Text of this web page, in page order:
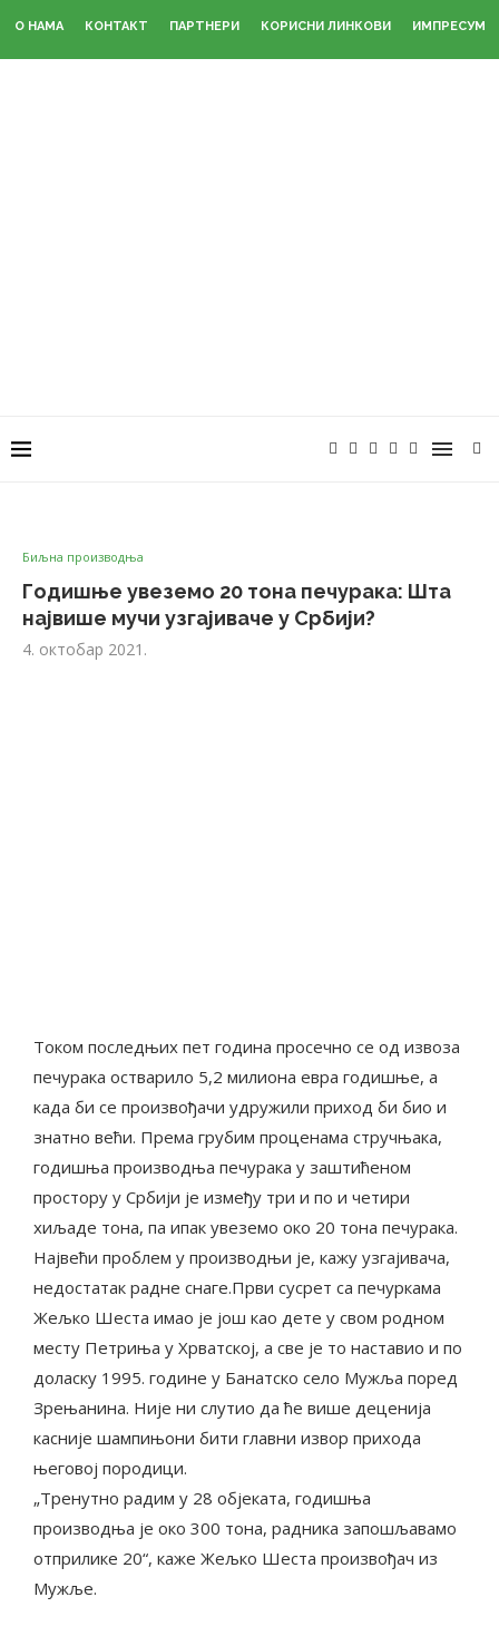
О НАМА КОНТАКТ ПАРТНЕРИ КОРИСНИ ЛИНКОВИ ИМПРЕСУМ
Биљна производња
Годишње увеземо 20 тона печурака: Шта
највише мучи узгајиваче у Србији?
4. октобар 2021.
Током последњих пет година просечно се од извоза
печурака остварило 5,2 милиона евра годишње, а
када би се произвођачи удружили приход би био и
знатно већи. Према грубим проценама стручњака,
годишња производња печурака у заштићеном
простору у Србији је између три и по и четири
хиљаде тона, па ипак увеземо око 20 тона печурака.
Највећи проблем у производњи је, кажу узгајивача,
недостатак радне снаге.Први сусрет са печуркама
Жељко Шеста имао је још као дете у свом родном
месту Петриња у Хрватској, а све је то наставио и по
доласку 1995. године у Банатско село Мужља поред
Зрењанина. Није ни слутио да ће више деценија
касније шампињони бити главни извор прихода
његовој породици.
„Тренутно радим у 28 објеката, годишња
производња је око 300 тона, радника запошљавамо
отприлике 20“, каже Жељко Шеста произвођач из
Мужље.